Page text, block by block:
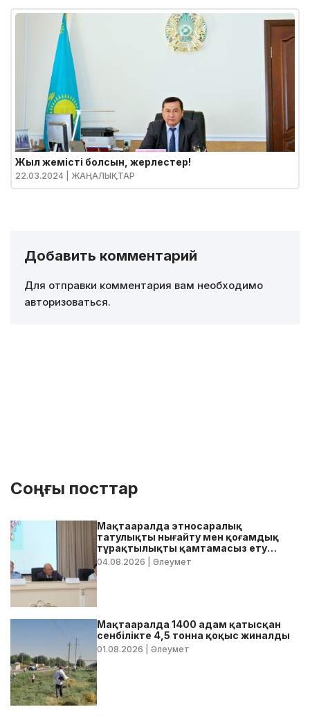
Жыл жемісті болсын, жерлестер!
22.03.2024 | ЖАҢАЛЫҚТАР
Добавить комментарий
Для отправки комментария вам необходимо
авторизоваться.
Соңғы посттар
Мақтааралда этносаралық
татулықты нығайту мен қоғамдық
тұрақтылықты қамтамасыз ету
бойынша жедел кеңес өтті
04.08.2026 | Әлеумет
Мақтааралда 1400 адам қатысқан
сенбілікте 4,5 тонна қоқыс жиналды
01.08.2026 | Әлеумет